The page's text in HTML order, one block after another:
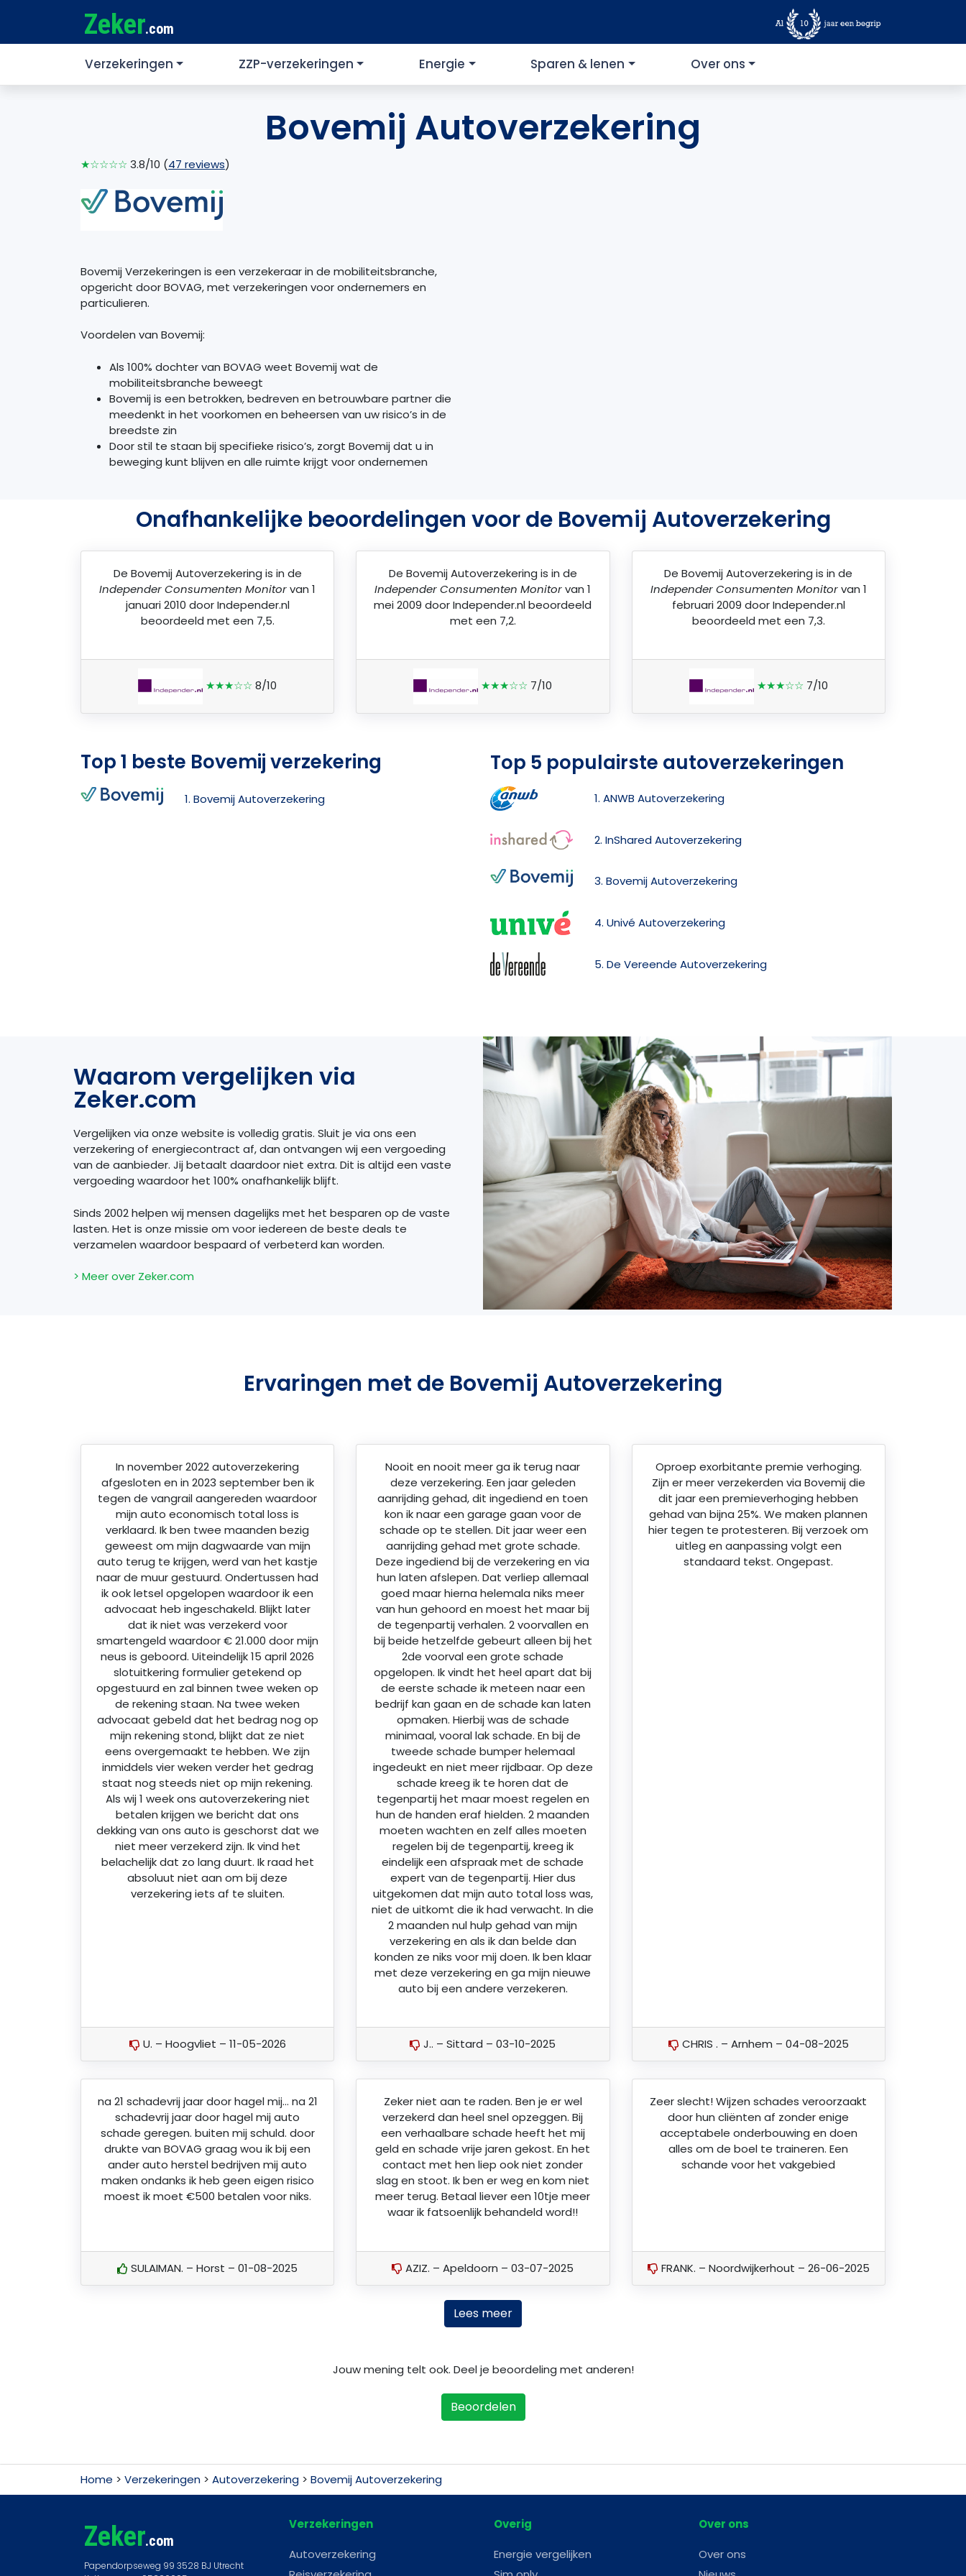
Zeker.com
Verzekeringen ZZP-verzekeringen Energie Sparen & lenen Over ons
Bovemij Autoverzekering
★☆☆☆☆ 3.8/10 (47 reviews)
Bovemij Verzekeringen is een verzekeraar in de mobiliteitsbranche,
opgericht door BOVAG, met verzekeringen voor ondernemers en
particulieren.
Voordelen van Bovemij:
Als 100% dochter van BOVAG weet Bovemij wat de
mobiliteitsbranche beweegt
Bovemij is een betrokken, bedreven en betrouwbare partner die
meedenkt in het voorkomen en beheersen van uw risico’s in de
breedste zin
Door stil te staan bij specifieke risico’s, zorgt Bovemij dat u in
beweging kunt blijven en alle ruimte krijgt voor ondernemen
Onafhankelijke beoordelingen voor de Bovemij Autoverzekering
De Bovemij Autoverzekering is in de
Independer Consumenten Monitorvan 1
januari 2010 doorIndepender.nl
beoordeeld met een 7,5.
★★★☆☆ 8/10
De Bovemij Autoverzekering is in de
Independer Consumenten Monitorvan 1
mei 2009 doorIndepender.nlbeoordeeld
met een 7,2.
★★★☆☆ 7/10
DeBovemij Autoverzekering is in de
Independer Consumenten Monitorvan 1
februari 2009 doorIndepender.nl
beoordeeld met een 7,3.
★★★☆☆ 7/10
Top 1 beste Bovemij verzekering
1. Bovemij Autoverzekering
Top 5 populairste autoverzekeringen
1. ANWB Autoverzekering
2. InShared Autoverzekering
3. Bovemij Autoverzekering
4. Univé Autoverzekering
5. De Vereende Autoverzekering
Waarom vergelijken via
Zeker.com
Vergelijken via onze website is volledig gratis. Sluit je via ons een
verzekering of energiecontract af, dan ontvangen wij een vergoeding
van de aanbieder. Jij betaalt daardoor niet extra. Dit is altijd een vaste
vergoeding waardoor het 100% onafhankelijk blijft.
Sinds 2002 helpen wij mensen dagelijks met het besparen op de vaste
lasten. Het is onze missie om voor iedereen de beste deals te
verzamelen waardoor bespaard of verbeterd kan worden.
> Meer over Zeker.com
Ervaringen met de Bovemij Autoverzekering
In november 2022 autoverzekering
afgesloten en in 2023 september ben ik
tegen de vangrail aangereden waardoor
mijn auto economisch total loss is
verklaard. Ik ben twee maanden bezig
geweest om mijn dagwaarde van mijn
auto terug te krijgen, werd van het kastje
naar de muur gestuurd. Ondertussen had
ik ook letsel opgelopen waardoor ik een
advocaat heb ingeschakeld. Blijkt later
dat ik niet was verzekerd voor
smartengeld waardoor € 21.000 door mijn
neus is geboord. Uiteindelijk 15 april 2026
slotuitkering formulier getekend op
opgestuurd en zal binnen twee weken op
de rekening staan. Na twee weken
advocaat gebeld dat het bedrag nog op
mijn rekening stond, blijkt dat ze niet
eens overgemaakt te hebben. We zijn
inmiddels vier weken verder het gedrag
staat nog steeds niet op mijn rekening.
Als wij 1 week ons autoverzekering niet
betalen krijgen we bericht dat ons
dekking van ons auto is geschorst dat we
niet meer verzekerd zijn. Ik vind het
belachelijk dat zo lang duurt. Ik raad het
absoluut niet aan om bij deze
verzekering iets af te sluiten.
U. – Hoogvliet – 11-05-2026
Nooit en nooit meer ga ik terug naar
deze verzekering. Een jaar geleden
aanrijding gehad, dit ingediend en toen
kon ik naar een garage gaan voor de
schade op te stellen. Dit jaar weer een
aanrijding gehad met grote schade.
Deze ingediend bij de verzekering en via
hun laten afslepen. Dat verliep allemaal
goed maar hierna helemala niks meer
van hun gehoord en moest het maar bij
de tegenpartij verhalen. 2 voorvallen en
bij beide hetzelfde gebeurt alleen bij het
2de voorval een grote schade
opgelopen. Ik vindt het heel apart dat bij
de eerste schade ik meteen naar een
bedrijf kan gaan en de schade kan laten
opmaken. Hierbij was de schade
minimaal, vooral lak schade. En bij de
tweede schade bumper helemaal
ingedeukt en niet meer rijdbaar. Op deze
schade kreeg ik te horen dat de
tegenpartij het maar moest regelen en
hun de handen eraf hielden. 2 maanden
moeten wachten en zelf alles moeten
regelen bij de tegenpartij, kreeg ik
eindelijk een afspraak met de schade
expert van de tegenpartij. Hier dus
uitgekomen dat mijn auto total loss was,
niet de uitkomt die ik had verwacht. In die
2 maanden nul hulp gehad van mijn
verzekering en als ik dan belde dan
konden ze niks voor mij doen. Ik ben klaar
met deze verzekering en ga mijn nieuwe
auto bij een andere verzekeren.
J.. – Sittard – 03-10-2025
Oproep exorbitante premie verhoging.
Zijn er meer verzekerden via Bovemij die
dit jaar een premieverhoging hebben
gehad van bijna 25%. We maken plannen
hier tegen te protesteren. Bij verzoek om
uitleg en aanpassing volgt een
standaard tekst. Ongepast.
CHRIS . – Arnhem – 04-08-2025
na 21 schadevrij jaar door hagel mij… na 21
schadevrij jaar door hagel mij auto
schade geregen. buiten mij schuld. door
drukte van BOVAG graag wou ik bij een
ander auto herstel bedrijven mij auto
maken ondanks ik heb geen eigen risico
moest ik moet €500 betalen voor niks.
SULAIMAN. – Horst – 01-08-2025
Zeker niet aan te raden. Ben je er wel
verzekerd dan heel snel opzeggen. Bij
een verhaalbare schade heeft het mij
geld en schade vrije jaren gekost. En het
contact met hen liep ook niet zonder
slag en stoot. Ik ben er weg en kom niet
meer terug. Betaal liever een 10tje meer
waar ik fatsoenlijk behandeld word!!
AZIZ. – Apeldoorn – 03-07-2025
Zeer slecht! Wijzen schades veroorzaakt
door hun cliënten af zonder enige
acceptabele onderbouwing en doen
alles om de boel te traineren. Een
schande voor het vakgebied
FRANK. – Noordwijkerhout – 26-06-2025
Lees meer
Jouw mening telt ook. Deel je beoordeling met anderen!
Beoordelen
Home > Verzekeringen > Autoverzekering > Bovemij Autoverzekering
Zeker.com
Verzekeringen
Autoverzekering
Overig
Energie vergelijken
Over ons
Over ons